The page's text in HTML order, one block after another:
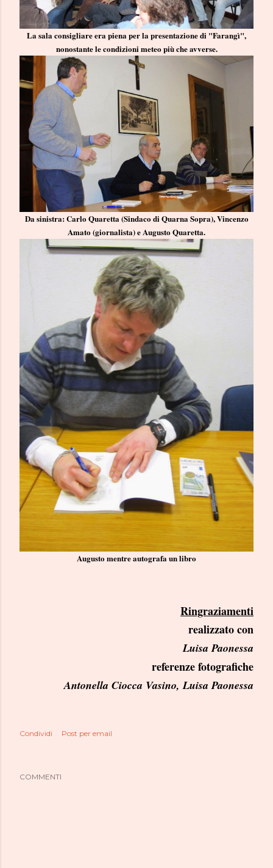
La sala consigliare era piena per la presentazione di "Farangì",
nonostante le condizioni meteo più che avverse.
Da sinistra: Carlo Quaretta (Sindaco di Quarna Sopra), Vincenzo
Amato (giornalista) e Augusto Quaretta.
Augusto mentre autografa un libro
Ringraziamenti
realizzato con
Luisa Paonessa
referenze fotografiche
Antonella Ciocca Vasino, Luisa Paonessa
Condividi Post per email
COMMENTI